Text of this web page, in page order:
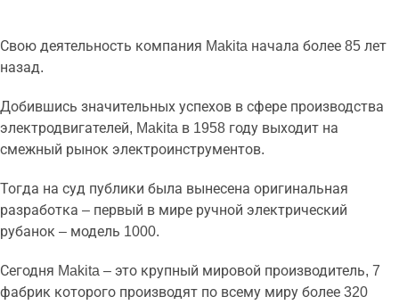
Свою деятельность компания Makita начала более 85 лет
назад.
Добившись значительных успехов в сфере производства
электродвигателей, Makita в 1958 году выходит на
смежный рынок электроинструментов.
Тогда на суд публики была вынесена оригинальная
разработка – первый в мире ручной электрический
рубанок – модель 1000.
Сегодня Makita – это крупный мировой производитель, 7
фабрик которого производят по всему миру более 320